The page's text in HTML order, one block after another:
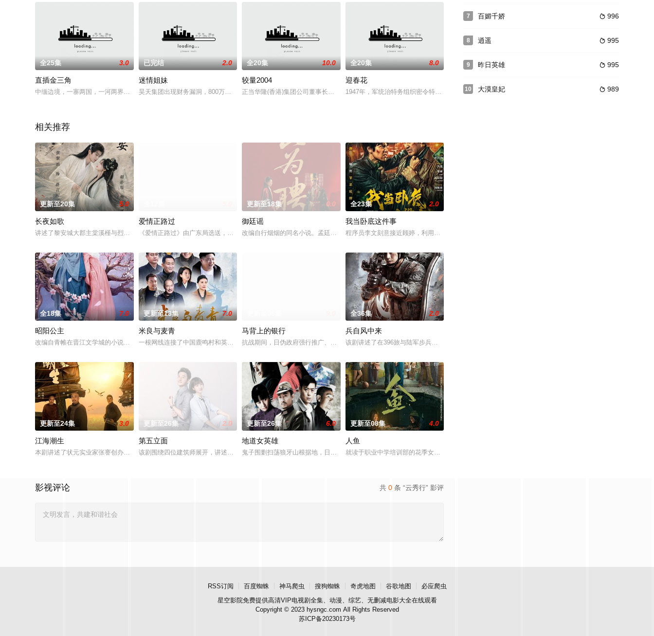
全25集 3.0
直插金三角
中缅边境，一寨两国，一河两界构成了奇特、神秘的“黄金边境线”。 从云南大学留学归国
已完结 2.0
迷情姐妹
昊天集团出现财务漏洞，800万巨款不翼而飞，与此同时，年轻貌美的财务部长林若子人身安全
全20集 10.0
较量2004
正当华隆(香港)集团公司董事长罗伟强(杨溢饰)飞往大陆特区，接手华隆(港资)公司之时，
全20集 8.0
迎春花
1947年，军统治特务组织密令特务汪化堂潜入解放区后方，亲率敌匪偷袭区政府暗杀区委书记
相关推荐
更新至20集 5.0
长夜如歌
讲述了黎安城大郡主棠溪槿与烈云峥之间曲折动人的情感，以及他们在复杂局势中坚守初心、勇敢
爱情正路过
《爱情正路过》由广东局选送，岭南文化传媒（广东）有限公司出品，10分钟*12集，取景地
更新至18集 6.0
御廷谣
改编自行烟烟的同名小说。孟廷辉，大平王朝有史以来个以女子进士科三元及第入翰林院的奇女子
全23集 2.0
我当卧底这件事
程序员李文刻意接近顾婷，利用顾炎女儿奴的属性，请求老炮儿顾炎带自己用程序员身份卧底电诈
全18集 7.0
昭阳公主
改编自青帷在晋江文学城的小说《平阳公主》。
更新至13集 7.0
米良与麦青
一根网线连接了中国鹿鸣村和英国牛津，麦香通过视频向米良宣告：婚不结了。鹿鸣村开了锅，村
马背上的银行
抗战期间，日伪政府强行推广、使用由“中国准备银行”发行的伪钞货币。根据党中央指示，高景
全36集 2.0
兵自风中来
该剧讲述了在396旅与陆军步兵学院联合举办的小型军事演习中，郭子剑因不满演习流于形式，
更新至24集 3.0
江海潮生
本剧讲述了状元实业家张謇创办大生企业，实业报国的故事。甲午战争后，国家蒙羞，张謇虽高中
更新至26集 2.0
第五立面
该剧围绕四位建筑师展开，讲述了他们在中意合作项目中面对专业挑战与境外竞争，通过创新实践
更新至26集 6.0
地道女英雄
鬼子围剿扫荡狼牙山根据地，日军大队长野田天一、中队长三木武夫等带兵参加围剿。冀中军区损
更新至08集 4.0
人鱼
就读于职业中学培训部的花季女生苏琳（黄杨钿甜 饰），虽自小被父母忽视，在艰苦环境中长大
共 0 条 “云秀行” 影评
影视评论
7  996
百媚千娇
8  995
逍遥
9  995
昨日英雄
10  989
大漠皇妃
RSS订阅 百度蜘蛛 神马爬虫 搜狗蜘蛛 奇虎地图 谷歌地图
必应爬虫
星空影院免费提供高清VIP电视剧全集、动漫、综艺、无删减电影大全在线观看
Copyright © 2023 hysngc.com All Rights Reserved
苏ICP备20230173号